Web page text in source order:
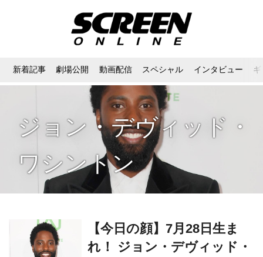
新着記事 劇場公開 動画配信 スペシャル インタビュー
ジョン・デヴィッド・
ワシントン
【今日の顔】7月28日生ま
れ！ ジョン・デヴィッド・